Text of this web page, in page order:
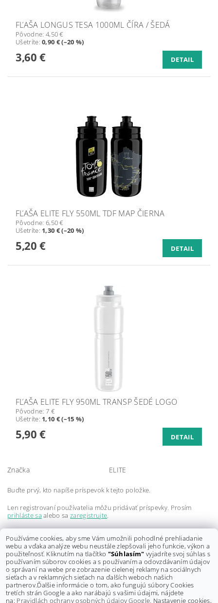
FĽAŠA LONGUS TESA 1000ML ČÍRA / ŠEDÁ
Pôvodne: 4,50 €
Ušetríte:0,90 € (–20 %)
3,60 € DETAIL
FĽAŠA ELITE FLY 550ML TDF MAP ČIERNA
Pôvodne: 6,50 €
Ušetríte: 1,30 € (–20 %)
5,20 € DETAIL
FĽAŠA ELITE FLY 950ML TRANSP ŠEDÉ LOGO
Pôvodne: 7 €
Ušetríte: 1,10 € (–15 %)
5,90 € DETAIL
Značka ELITE
Buďte prvý, kto napíše príspevok k tejto položke.
Len registrovaní používatelia môžu pridávať príspevky. Prosím
prihláste sa alebo sazaregistrujte.
Len registrovaní používatelia môžu pridávať hodnotenie. Prosím
prihláste saalebo sazaregistrujte
Používáme cookies, aby sme Vám umožnili pohodlné prehliadanie
webu a vďaka analýze webu neustále zlepšovali jeho funkcie, výkon a
použiteľnosť. Kliknutím na tlačítko "Súhlasím" vyjadríte svoj súhlas s
používaním súborov cookies a s používaním a odovzdávaním údajov
o správaní na webe pre zobrazenie cielenej reklamy na sociálnych
sieťach a v reklamných sieťach na ďalších weboch našich
partnerov.Ďalšie informácie o tom, ako fungujú súbory Cookies
tretích strán Google a ako narábajú s vašimi údajmi, nájdete
na: Pravidlách ochrany osobných údajov Google. Nastavenie cookies,